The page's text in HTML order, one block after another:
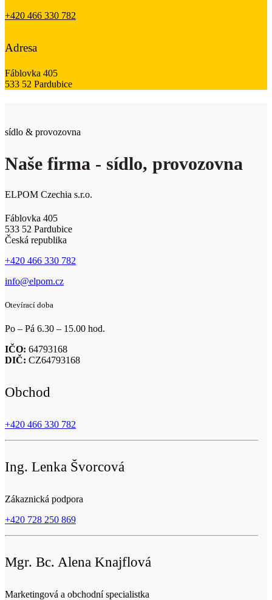
+420 466 330 782
Adresa
Fáblovka 405
533 52 Pardubice
sídlo & provozovna
Naše firma - sídlo, provozovna
ELPOM Czechia s.r.o.
Fáblovka 405
533 52 Pardubice
Česká republika
+420 466 330 782
info@elpom.cz
Otevírací doba
Po – Pá 6.30 – 15.00 hod.
IČO: 64793168
DIČ: CZ64793168
Obchod
+420 466 330 782
Ing. Lenka Švorcová
Zákaznická podpora
+420 728 250 869
Mgr. Bc. Alena Knajflová
Marketingová a obchodní specialistka